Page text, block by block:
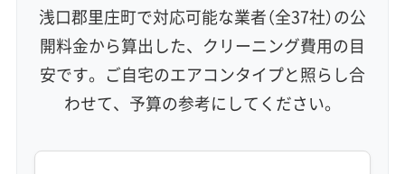
エコ洗剤使用
アレルギー対策
ハウスダスト除去
地域密着型
フランチャイズ
利便性・サービス (12)
定額料金 複数台割引 初回割引
定期メンテナンス
浅口郡里庄町で対応可能な業者（全37社）の公
開料金から算出した、クリーニング費用の目
安です。ご自宅のエアコンタイプと照らし合
わせて、予算の参考にしてください。